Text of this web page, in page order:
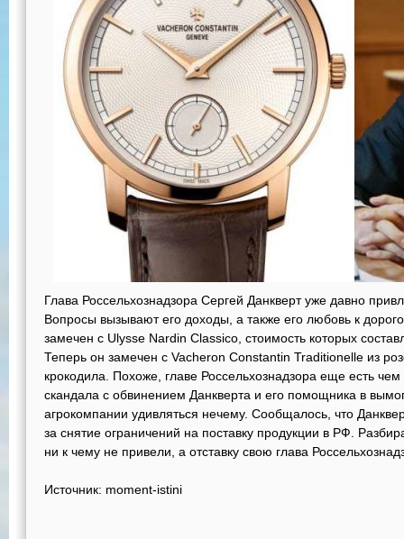
Глава Россельхознадзора Сергей Данкверт уже давно
Вопросы вызывают его доходы, а также его любовь к
замечен с Ulysse Nardin Classico, стоимость которых
Теперь он замечен с Vacheron Constantin Traditionelle из
крокодила. Похоже, главе Россельхознадзора еще есть
скандала с обвинением Данкверта и его помощника в
агрокомпании удивляться нечему. Сообщалось, что
за снятие ограничений на поставку продукции в РФ.
ни к чему не привели, а отставку свою глава
Источник: moment-istini